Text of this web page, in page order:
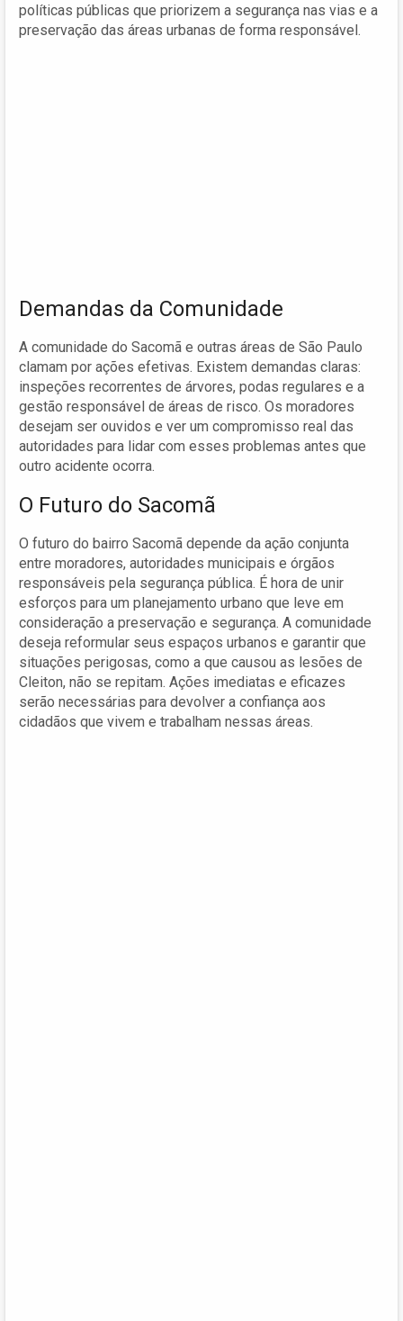
políticas públicas que priorizem a segurança nas vias e a
preservação das áreas urbanas de forma responsável.
Demandas da Comunidade
A comunidade do Sacomã e outras áreas de São Paulo
clamam por ações efetivas. Existem demandas claras:
inspeções recorrentes de árvores, podas regulares e a
gestão responsável de áreas de risco. Os moradores
desejam ser ouvidos e ver um compromisso real das
autoridades para lidar com esses problemas antes que
outro acidente ocorra.
O Futuro do Sacomã
O futuro do bairro Sacomã depende da ação conjunta
entre moradores, autoridades municipais e órgãos
responsáveis pela segurança pública. É hora de unir
esforços para um planejamento urbano que leve em
consideração a preservação e segurança. A comunidade
deseja reformular seus espaços urbanos e garantir que
situações perigosas, como a que causou as lesões de
Cleiton, não se repitam. Ações imediatas e eficazes
serão necessárias para devolver a confiança aos
cidadãos que vivem e trabalham nessas áreas.